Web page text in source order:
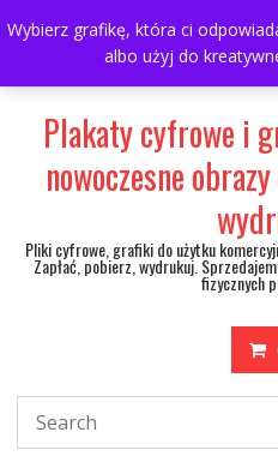
Wybierz grafikę, która ci
albo użyj do
to
697063361
Plakaty cyfrowe i
nowoczesne
Pliki cyfrowe, grafiki do użytku
Zapłać, pobierz, wydrukuj.
fizycznych